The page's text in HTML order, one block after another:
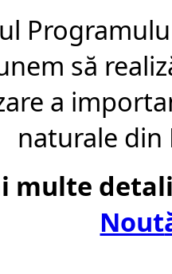
să realiz
a
naturale din
multe
Nout